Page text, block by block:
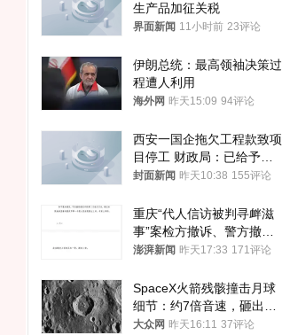
生产品加征关税
界面新闻 11小时前 23评论
伊朗总统：最高领袖决策过
程遭人利用
海外网 昨天15:09 94评论
西安一国企拖欠工程款致项
目停工 财政局：已给予处
分，正督促整改
封面新闻 昨天10:38 155评论
重庆“代人信访被判寻衅滋
事”案检方撤诉、警方撤
案，两被告人获国赔
澎湃新闻 昨天17:33 171评论
SpaceX火箭残骸撞击月球
细节：约7倍音速，砸出直
径约30米撞击坑
大众网 昨天16:11 37评论